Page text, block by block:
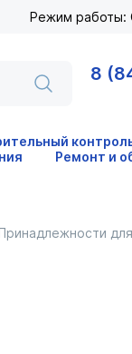
Режим работы:
8
Ремонт и
Принадлежности